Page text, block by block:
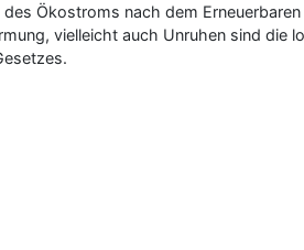
Ökostroms nach dem
vielleicht auch Unruhen sind die